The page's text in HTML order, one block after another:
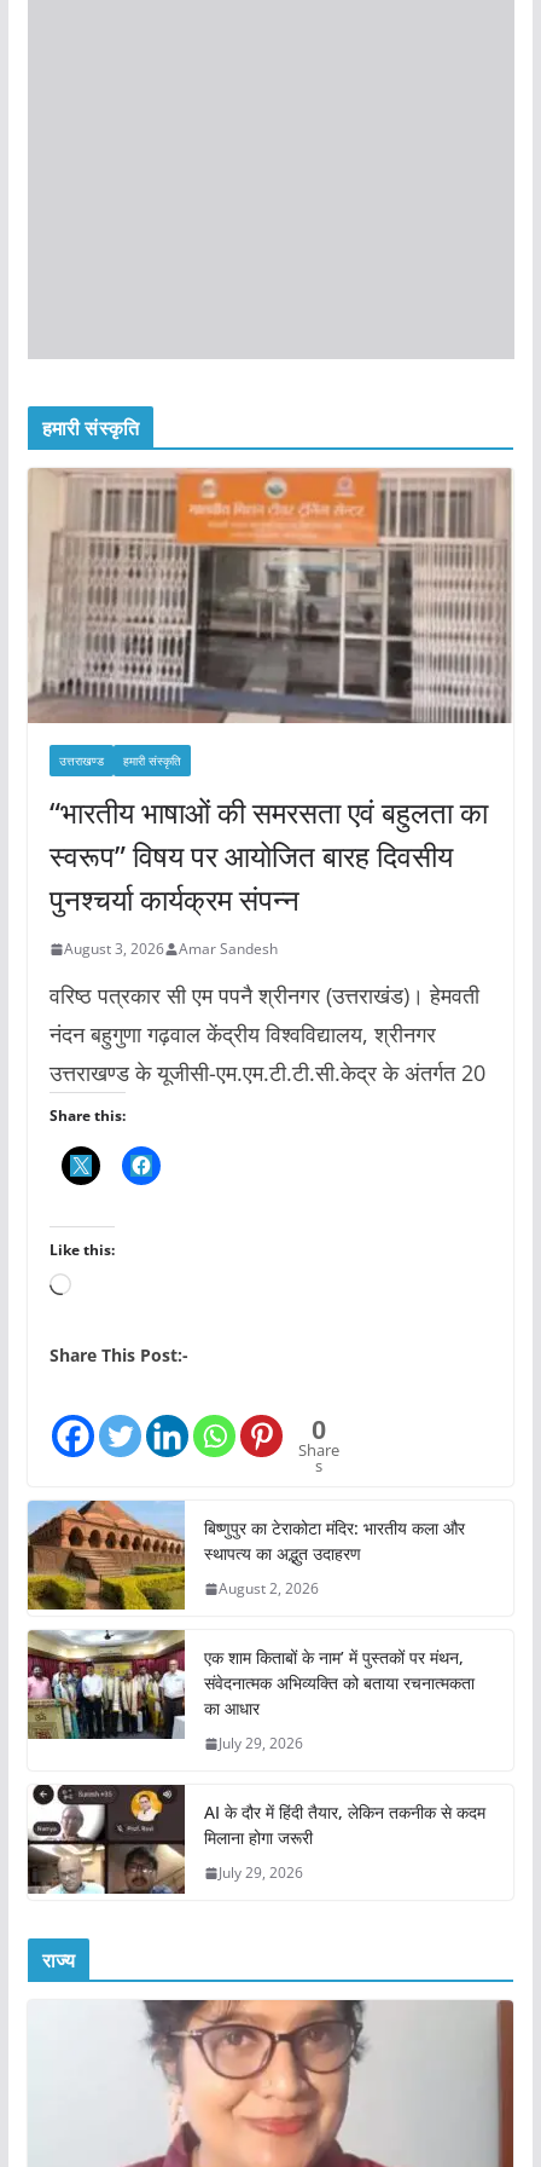
हमारी संस्कृति
उत्तराखण्ड हमारी संस्कृति
“भारतीय भाषाओं की समरसता एवं बहुलता का
स्वरूप” विषय पर आयोजित बारह दिवसीय
पुनश्चर्या कार्यक्रम संपन्न
August 3, 2026 Amar Sandesh
वरिष्ठ पत्रकार सी एम पपनै श्रीनगर (उत्तराखंड)। हेमवती
नंदन बहुगुणा गढ़वाल केंद्रीय विश्वविद्यालय, श्रीनगर
उत्तराखण्ड के यूजीसी-एम.एम.टी.टी.सी.केद्र के अंतर्गत 20
Share this:
Like this:
L
a
n
…
Share This Post:-
0
Share
s
बिष्णुपुर का टेराकोटा मंदिर: भारतीय कला और
स्थापत्य का अद्भुत उदाहरण
August 2, 2026
एक शाम किताबों के नाम’ में पुस्तकों पर मंथन,
संवेदनात्मक अभिव्यक्ति को बताया रचनात्मकता
का आधार
July 29, 2026
AI के दौर में हिंदी तैयार, लेकिन तकनीक से कदम
मिलाना होगा जरूरी
July 29, 2026
राज्य